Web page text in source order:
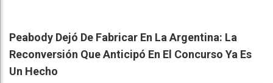
Peabody Dejó De Fabricar En La Argentina: La
Reconversión Que Anticipó En El Concurso Ya Es
Un Hecho